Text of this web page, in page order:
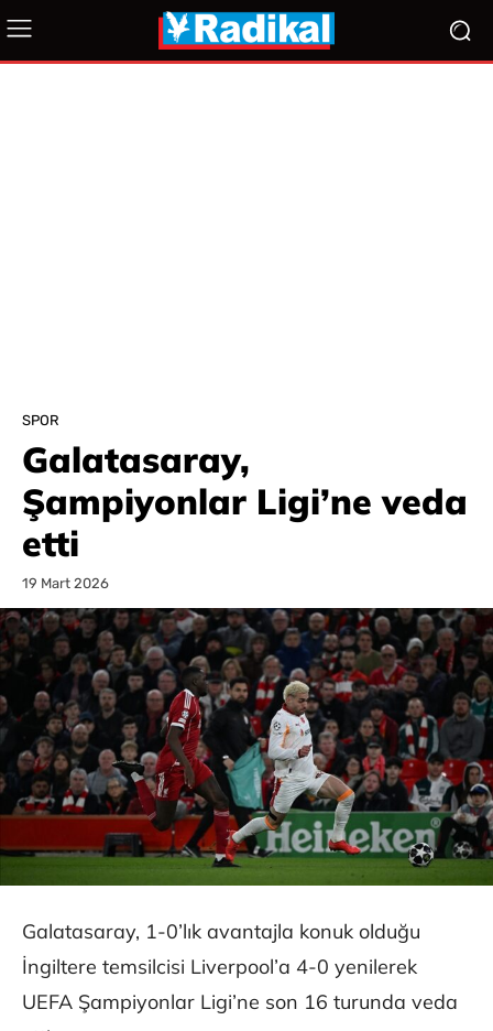
SPOR
Galatasaray,
Şampiyonlar Ligi’ne veda
etti
19 Mart 2026
Galatasaray, 1-0’lık avantajla konuk olduğu
İngiltere temsilcisi Liverpool’a 4-0 yenilerek
UEFA Şampiyonlar Ligi’ne son 16 turunda veda